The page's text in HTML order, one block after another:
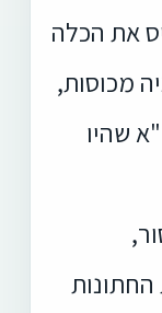
את הכלה
מכוסות,
שהיו